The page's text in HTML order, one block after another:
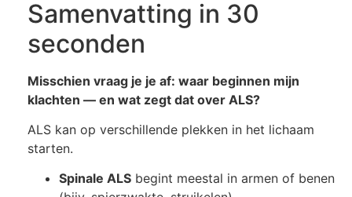
Samenvatting in 30
seconden
Misschien vraag je je af: waar beginnen mijn
klachten — en wat zegt dat over ALS?
ALS kan op verschillende plekken in het lichaam
starten.
Spinale ALS begint meestal in armen of benen